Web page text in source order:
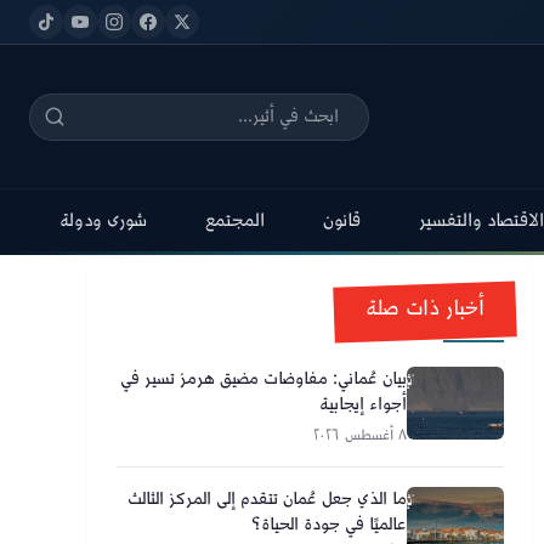
الاقتصاد والتفسير قانون المجتمع شورى ودولة
أخبار ذات صلة
بيان عُماني: مفاوضات مضيق هرمز تسير في
أجواء إيجابية
٨ أغسطس ٢٠٢٦
ما الذي جعل عُمان تتقدم إلى المركز الثالث
عالميًا في جودة الحياة؟